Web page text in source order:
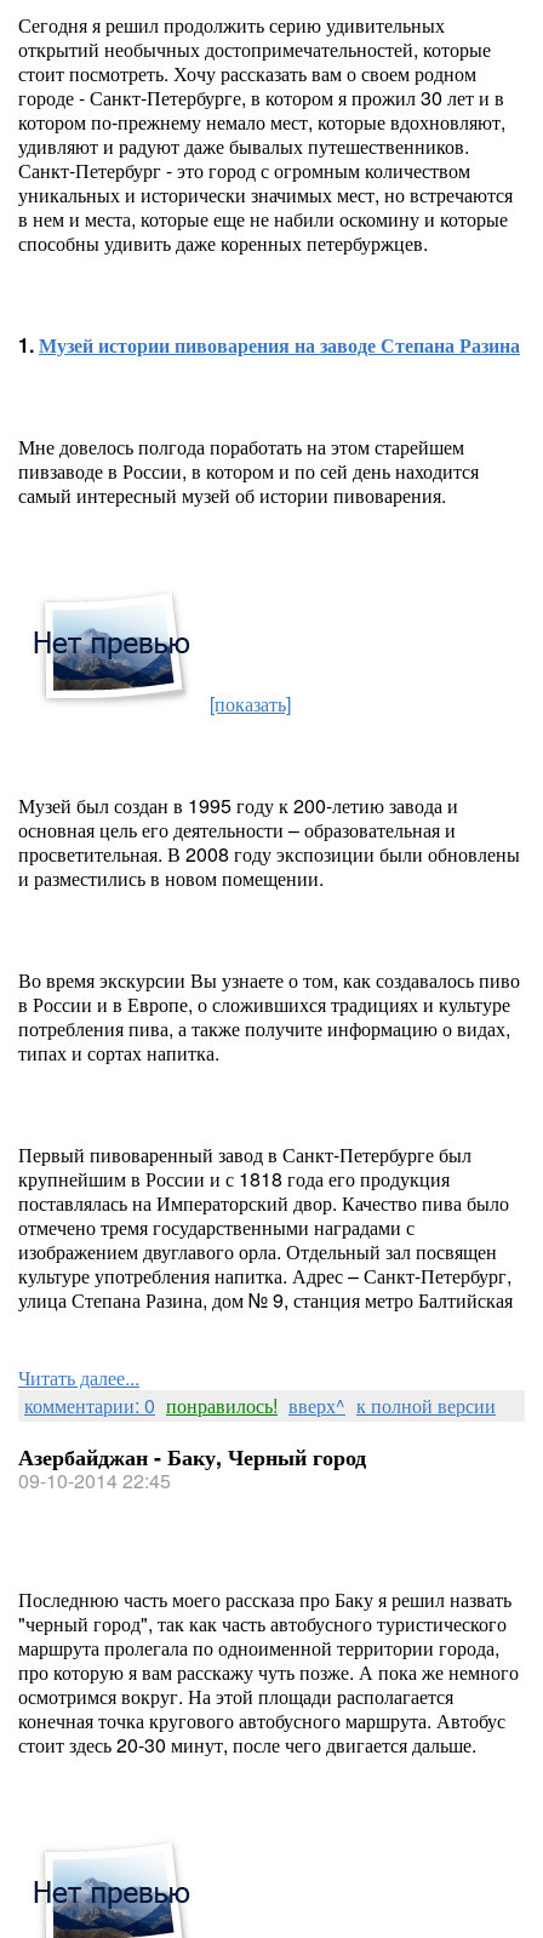
Сегодня я решил продолжить серию удивительных
открытий необычных достопримечательностей, которые
стоит посмотреть. Хочу рассказать вам о своем родном
городе - Санкт-Петербурге, в котором я прожил 30 лет и в
котором по-прежнему немало мест, которые вдохновляют,
удивляют и радуют даже бывалых путешественников.
Санкт-Петербург - это город с огромным количеством
уникальных и исторически значимых мест, но встречаются
в нем и места, которые еще не набили оскомину и которые
способны удивить даже коренных петербуржцев.
1.Музей истории пивоварения на заводе Степана Разина
Мне довелось полгода поработать на этом старейшем
пивзаводе в России, в котором и по сей день находится
самый интересный музей об истории пивоварения.
[показать]
Музей был создан в 1995 году к 200-летию завода и
основная цель его деятельности – образовательная и
просветительная. В 2008 году экспозиции были обновлены
и разместились в новом помещении.
Во время экскурсии Вы узнаете о том, как создавалось пиво
в России и в Европе, о сложившихся традициях и культуре
потребления пива, а также получите информацию о видах,
типах и сортах напитка.
Первый пивоваренный завод в Санкт-Петербурге был
крупнейшим в России и с 1818 года его продукция
поставлялась на Императорский двор. Качество пива было
отмечено тремя государственными наградами с
изображением двуглавого орла. Отдельный зал посвящен
культуре употребления напитка. Адрес – Санкт-Петербург,
улица Степана Разина, дом № 9, станция метро Балтийская
Читать далее...
комментарии: 0 понравилось! вверх^ к полной версии
Азербайджан - Баку, Черный город
09-10-2014 22:45
Последнюю часть моего рассказа про Баку я решил назвать
"черный город", так как часть автобусного туристического
маршрута пролегала по одноименной территории города,
про которую я вам расскажу чуть позже. А пока же немного
осмотримся вокруг. На этой площади располагается
конечная точка кругового автобусного маршрута. Автобус
стоит здесь 20-30 минут, после чего двигается дальше.